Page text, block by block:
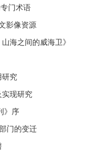
门术语
影像资源
海之间的威海卫》
研究
实现研究
》序
门的变迁